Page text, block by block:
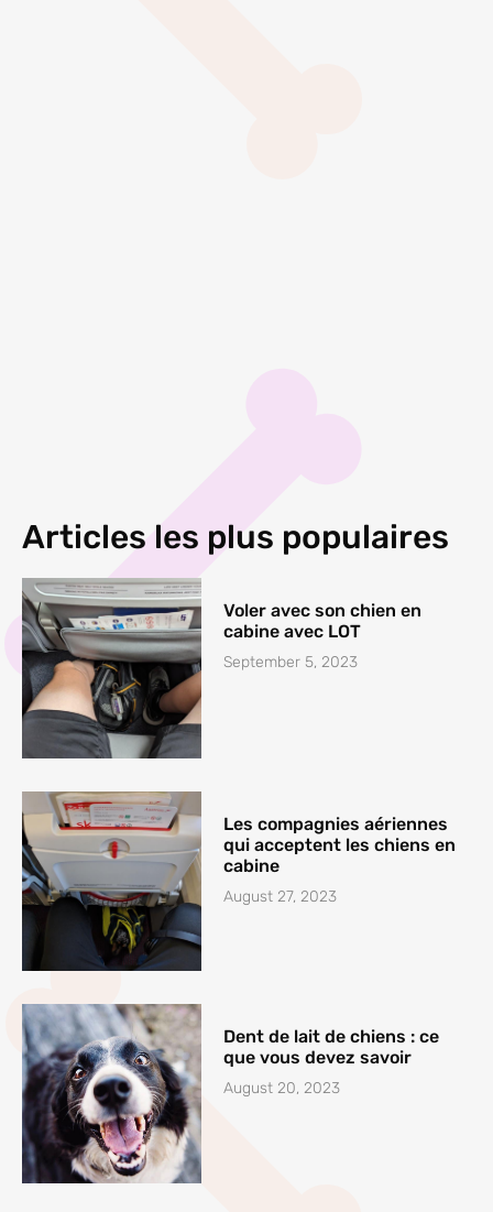
Articles les plus populaires
Voler avec son chien en
cabine avec LOT
September 5, 2023
Les compagnies aériennes
qui acceptent les chiens en
cabine
August 27, 2023
Dent de lait de chiens : ce
que vous devez savoir
August 20, 2023